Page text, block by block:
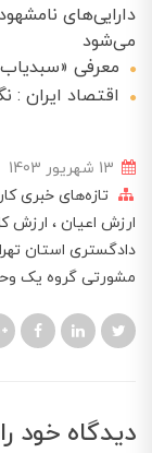
دارایی‌های
می‌شود
معرفی
اقتصاد ایران :
تازه‌های خبری
ارزش اعیان
ارزش
دادگستری استان
مشورتی گروه یک
دیدگاه خود